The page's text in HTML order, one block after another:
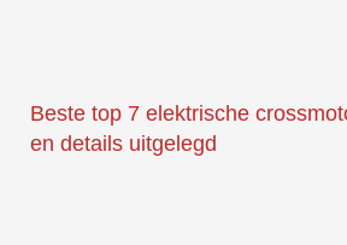
Beste top 7 elektrische
en details uitgelegd